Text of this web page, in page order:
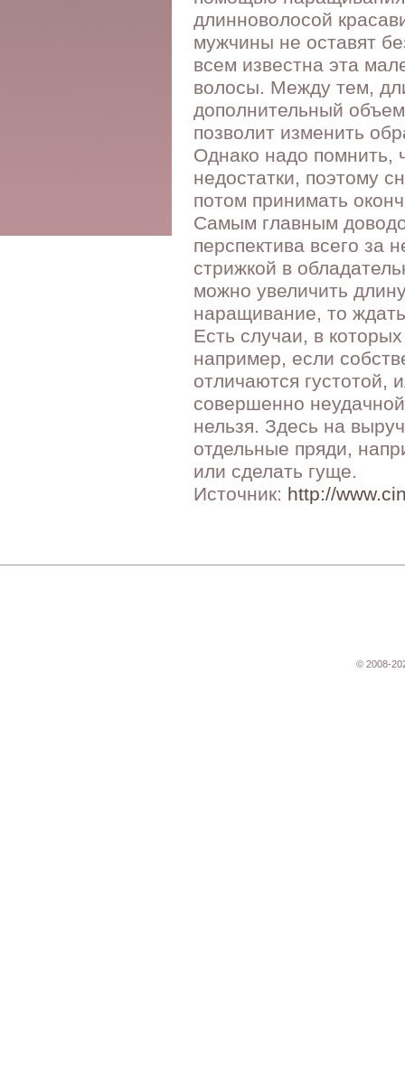
длинноволосой
мужчины не оставят
всем известна эта
волосы. Между тем,
дополнительный
позволит изменить
Однако надо помнить,
недостатки, поэтому
потом принимать
Самым главным
перспектива всего за
стрижкой в
можно увеличить
наращивание, то
Есть случаи, в
например, если
отличаются густотой,
совершенно
нельзя. Здесь на
отдельные пряди,
или сделать гуще.
Источник: http://
© 2008-